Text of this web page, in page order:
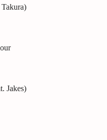
Jakes)